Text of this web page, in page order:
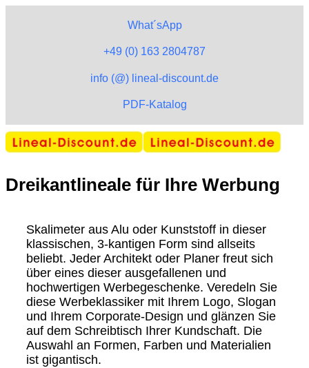
What´sApp
+49 (0) 163 2804787
info (@) lineal-discount.de
PDF-Katalog
Dreikantlineale für Ihre Werbung
Skalimeter aus Alu oder Kunststoff in dieser
klassischen, 3-kantigen Form sind allseits
beliebt. Jeder Architekt oder Planer freut sich
über eines dieser ausgefallenen und
hochwertigen Werbegeschenke. Veredeln Sie
diese Werbeklassiker mit Ihrem Logo, Slogan
und Ihrem Corporate-Design und glänzen Sie
auf dem Schreibtisch Ihrer Kundschaft. Die
Auswahl an Formen, Farben und Materialien
ist gigantisch.